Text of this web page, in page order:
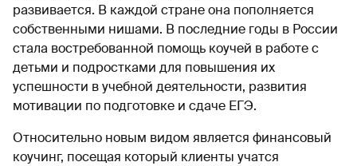
развивается. В каждой стране она пополняется
собственными нишами. В последние годы в России
стала востребованной помощь коучей в работе с
детьми и подростками для повышения их
успешности в учебной деятельности, развития
мотивации по подготовке и сдаче ЕГЭ.
Относительно новым видом является финансовый
коучинг, посещая который клиенты учатся